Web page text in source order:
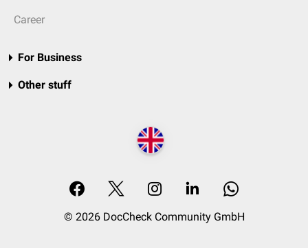
Career
For Business
Other stuff
© 2026 DocCheck Community GmbH